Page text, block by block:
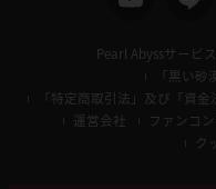
Pearl Abyssサービ
「黒い
「特定商取引法」及び「資
運営会社
ファンコ
ク